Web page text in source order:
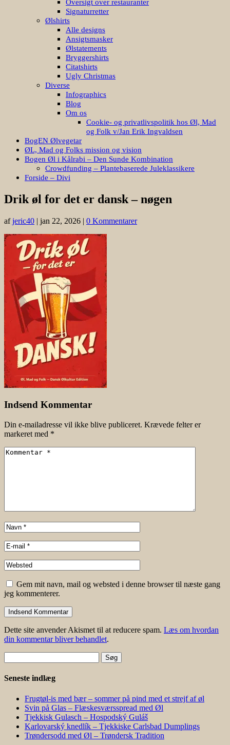
Oversigt over restauranter
Signaturretter
Ølshirts
Alle designs
Ansigtsmasker
Ølstatements
Bryggershirts
Citatshirts
Ugly Christmas
Diverse
Infographics
Blog
Om os
Cookie- og privatlivspolitik hos Øl, Mad
og Folk v/Jan Erik Ingvaldsen
BogEN Ølvegetar
ØL, Mad og Folks mission og vision
Bogen Øl i Kålrabi – Den Sunde Kombination
Crowdfunding – Plantebaserede Juleklassikere
Forside – Divi
Drik øl for det er dansk – nøgen
afjeric40 | jan 22, 2026 | 0 Kommentarer
Indsend Kommentar
Din e-mailadresse vil ikke blive publiceret. Krævede felter er
markeret med *
Gem mit navn, mail og websted i denne browser til næste gang
jeg kommenterer.
Dette site anvender Akismet til at reducere spam. Læs om hvordan
din kommentar bliver behandlet.
efter:
Seneste indlæg
Frugtøl-is med bær – sommer på pind med et strejf af øl
Svin på Glas – Flæskesværsspread med Øl
Tjekkisk Gulasch – Hospodský Guláš
Karlovarský knedlík – Tjekkiske Carlsbad Dumplings
Trøndersodd med Øl – Trøndersk Tradition